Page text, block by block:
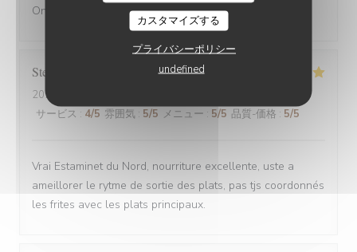
カスタマイズする
プライバシーポリシー
undefined
On reviendra....
Stefano
2025-08-30
サービス : 4/5 雰囲気 : 5/5 メニュー : 5/5 品質-価格 : 5/5
Vrai Estaminet du Nord, nourriture excellente, uste a
ameillorer le rytme de sortie des plats, pas tjs coordonnés
les frites avec les plats principaux.